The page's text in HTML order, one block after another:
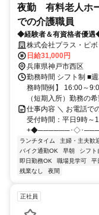
夜勤 有料老人ホ
での介護職員
◆経験者＆有資格者優
数が豊富 だから現役の
株式会社プラス・ピボ
日給31,000円
兵庫県神戸市西区
勤務時間 シフト制 ■
務時間例】 16:00～
（短期入所）勤務の
仕事内容 ＼ お電話で
受付時間：平日9時～
+◆──────･◇･
ランチタイム 主婦・主夫歓
バイク通勤OK
早朝 シフト
即日勤務OK
職場見学可 平
残業なし
夜間
正社員